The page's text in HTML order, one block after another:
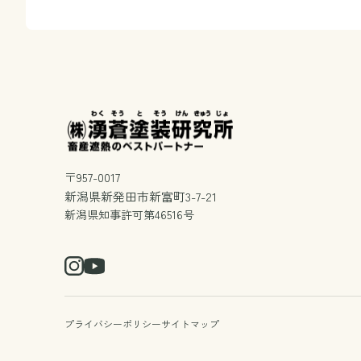
〒957-0017
新潟県新発田市新富町3-7-21
新潟県知事許可第46516号
プライバシーポリシーサイトマップ